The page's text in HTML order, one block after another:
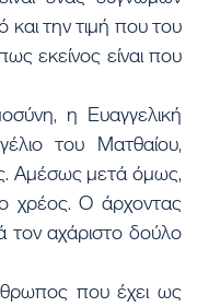
την τιμή που του
εκείνος είναι που
η Ευαγγελική
του Ματθαίου,
Αμέσως μετά όμως,
χρέος. Ο άρχοντας
τον αχάριστο δούλο
που έχει ως